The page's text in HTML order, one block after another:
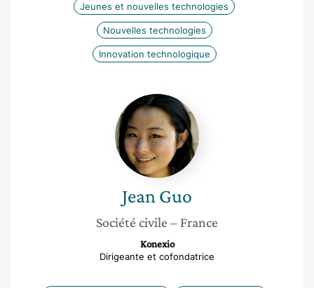
Jeunes et nouvelles technologies
Nouvelles technologies
Innovation technologique
Jean
Guo
Jean Guo
Société civile – France
Konexio
Dirigeante et cofondatrice